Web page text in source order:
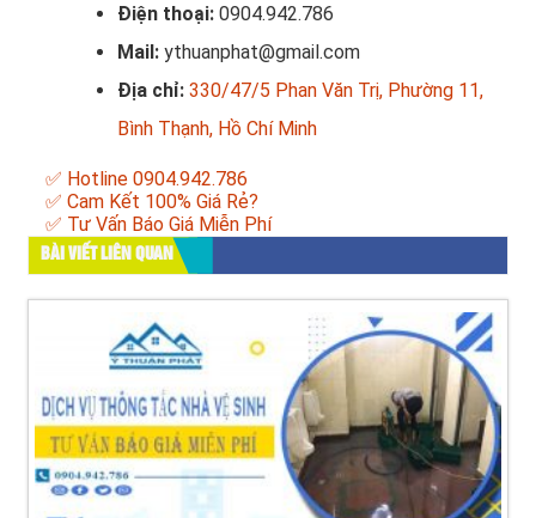
Điện thoại: 0904.942.786
Mail: ythuanphat@gmail.com
Địa chỉ: 330/47/5 Phan Văn Trị, Phường 11,
Bình Thạnh, Hồ Chí Minh
✅ Hotline 0904.942.786
✅ Cam Kết 100% Giá Rẻ?
✅ Tư Vấn Báo Giá Miễn Phí
BÀI VIẾT LIÊN QUAN